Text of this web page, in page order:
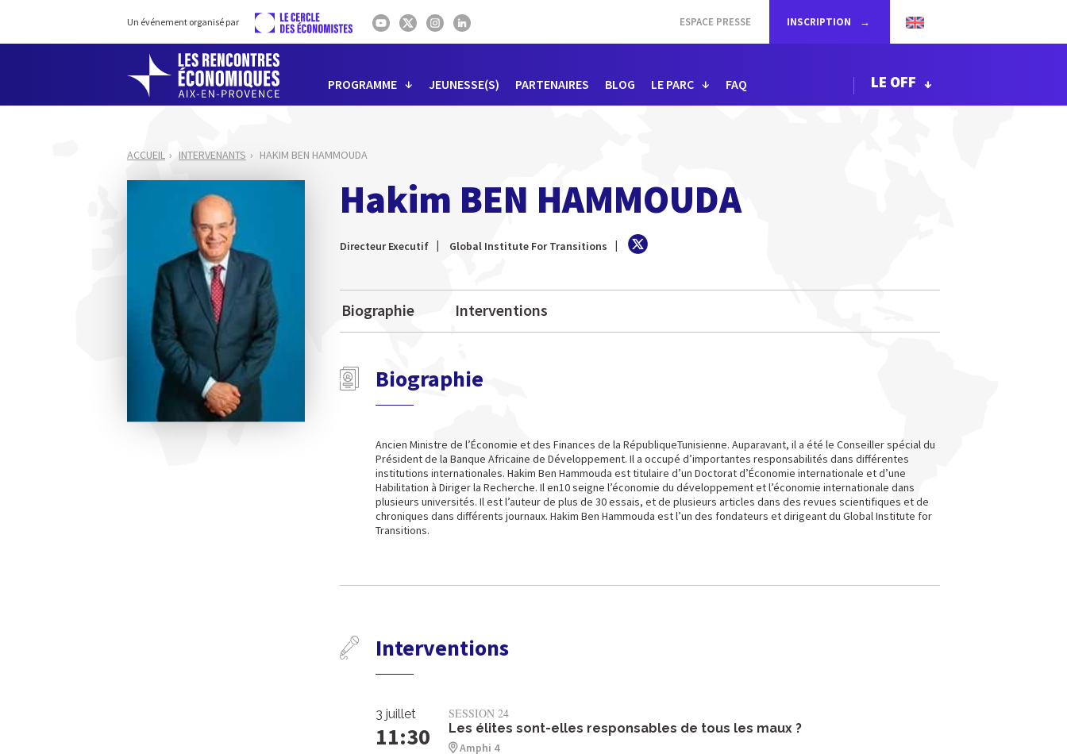
Un événement organisé par ESPACE PRESSE INSCRIPTION
PROGRAMME JEUNESSE(S) PARTENAIRES BLOG LE PARC FAQ LE OFF
ACCUEIL INTERVENANTS HAKIM BEN HAMMOUDA
Hakim BEN HAMMOUDA
Directeur Executif Global Institute For Transitions
Biographie Interventions
Biographie
Ancien Ministre de l’Économie et des Finances de la RépubliqueTunisienne. Auparavant, il a été le Conseiller spécial du
Président de la Banque Africaine de Développement. Il a occupé d’importantes responsabilités dans différentes
institutions internationales. Hakim Ben Hammouda est titulaire d’un Doctorat d’Économie internationale et d’une
Habilitation à Diriger la Recherche. Il en10 seigne l’économie du développement et l’économie internationale dans
plusieurs universités. Il est l’auteur de plus de 30 essais, et de plusieurs articles dans des revues scientifiques et de
chroniques dans différents journaux. Hakim Ben Hammouda est l’un des fondateurs et dirigeant du Global Institute for
Transitions.
Interventions
3 juillet
11:30
SESSION 24
Les élites sont-elles responsables de tous les maux ?
Amphi 4